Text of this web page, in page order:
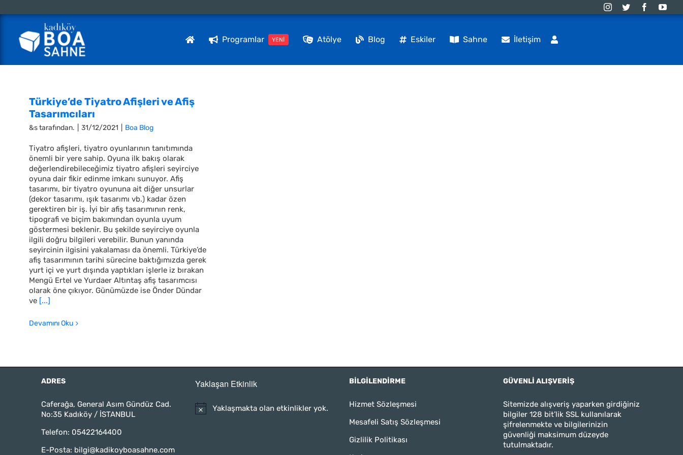
to
Programlar YENİ Atölye Blog Eskiler Sahne İletişim
Türkiye’de Tiyatro Afişleri ve Afiş
Tasarımcıları
&s tarafından. 31/12/2021 Boa Blog
Tiyatro afişleri, tiyatro oyunlarının tanıtımında
önemli bir yere sahip. Oyuna ilk bakış olarak
değerlendirebileceğimiz tiyatro afişleri seyirciye
oyuna dair fikir edinme imkanı sunuyor. Afiş
tasarımı, bir tiyatro oyununa ait diğer unsurlar
(dekor tasarımı, ışık tasarımı vb.) kadar özen
gerektiren bir iş. İyi bir afiş tasarımının renk,
tipografi ve biçim bakımından oyunla uyum
göstermesi beklenir. Bu şekilde seyirciye oyunla
ilgili doğru bilgileri verebilir. Bunun yanında
seyircinin ilgisini yakalaması da önemli. Türkiye’de
afiş tasarımının tarihi sürecine baktığımızda gerek
yurt içi ve yurt dışında yaptıkları işlerle iz bırakan
Mengü Ertel ve Yurdaer Altıntaş afiş tasarımcısı
olarak öne çıkıyor. Günümüzde ise Önder Dündar
ve [...]
Devamını Oku
ADRES
Caferağa, General Asım Gündüz Cad.
No:35 Kadıköy / İSTANBUL
Telefon: 05422164400
E-Posta: bilgi@kadikoyboasahne.com
Yaklaşan Etkinlik
Yaklaşmakta olan etkinlikler yok.
BILGILENDIRME
Hizmet Sözleşmesi
Mesafeli Satış Sözleşmesi
Gizlilik Politikası
GÜVENLI ALIŞVERIŞ
Sitemizde alışveriş yaparken girdiğiniz
bilgiler 128 bit’lik SSL kullanılarak
şifrelenmekte ve bilgilerinizin
güvenliği maksimum düzeyde
tutulmaktadır.